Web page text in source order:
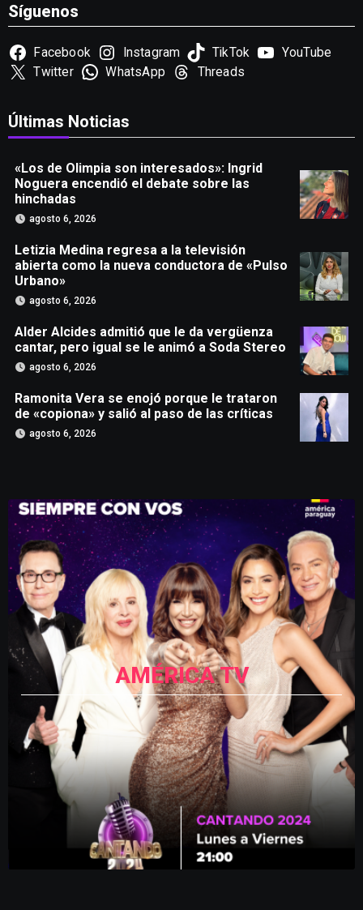
Síguenos
Facebook Instagram TikTok
YouTube
Twitter
WhatsApp Threads
Últimas Noticias
«Los de Olimpia son interesados»: Ingrid
Noguera encendió el debate sobre las
hinchadas
agosto 6, 2026
Letizia Medina regresa a la televisión
abierta como la nueva conductora de «Pulso
Urbano»
agosto 6, 2026
Alder Alcides admitió que le da vergüenza
cantar, pero igual se le animó a Soda Stereo
agosto 6, 2026
Ramonita Vera se enojó porque le trataron
de «copiona» y salió al paso de las críticas
agosto 6, 2026
AMÉRICA TV